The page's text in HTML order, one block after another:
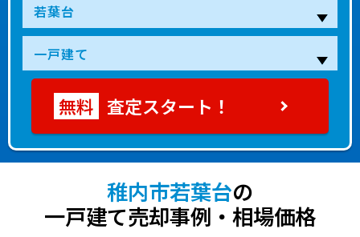
査定スタート！
稚内市若葉台の
一戸建て売却事例・相場価格